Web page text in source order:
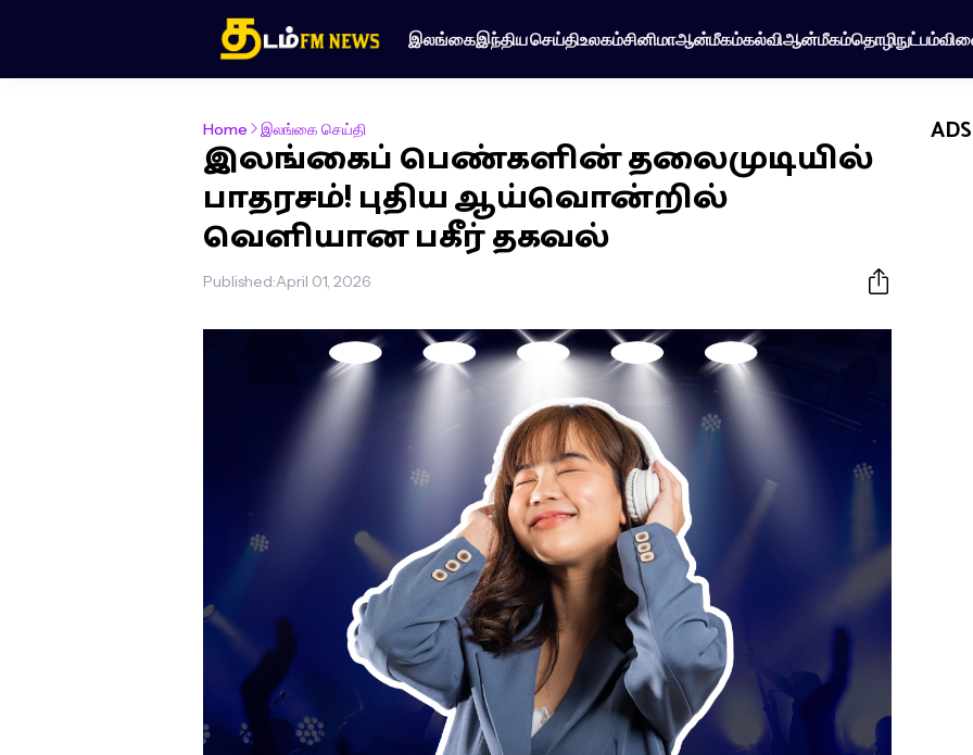
இலங்கைஇந்திய செய்திஉலகம்சினிமாஆன்மீகம்கல்விஆன்மீகம்தொழிநுட்பம்
Home இலங்கை செய்தி
இலங்கைப் பெண்களின் தலைமுடியில்
பாதரசம்! புதிய ஆய்வொன்றில்
வெளியான பகீர் தகவல்
Published:April 01, 2026
ADS